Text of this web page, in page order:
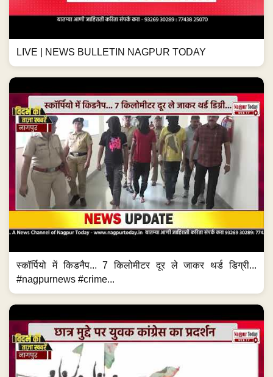
LIVE | NEWS BULLETIN NAGPUR TODAY
स्कॉर्पियो में किडनैप... 7 किलोमीटर दूर ले जाकर थर्ड डिग्री...
#nagpurnews #crime...